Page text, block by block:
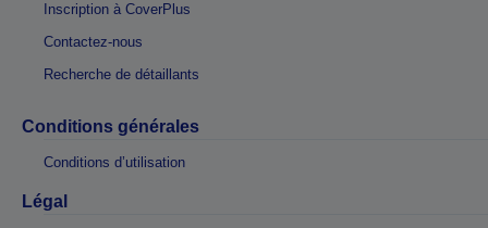
Inscription à CoverPlus
Contactez-nous
Recherche de détaillants
Conditions générales
Conditions d’utilisation
Légal